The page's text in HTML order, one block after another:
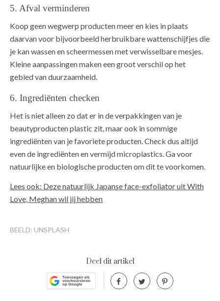
5. Afval verminderen
Koop geen wegwerp producten meer en kies in plaats
daarvan voor bijvoorbeeld herbruikbare wattenschijfjes die
je kan wassen en scheermessen met verwisselbare mesjes.
Kleine aanpassingen maken een groot verschil op het
gebied van duurzaamheid.
6. Ingrediënten checken
Het is niet alleen zo dat er in de verpakkingen van je
beautyproducten plastic zit, maar ook in sommige
ingrediënten van je favoriete producten. Check dus altijd
even de ingrediënten en vermijd microplastics. Ga voor
natuurlijke en biologische producten om dit te voorkomen.
Lees ook: Deze natuurlijk Japanse face-exfoliator uit With
Love, Meghan wil jij hebben
BEELD: UNSPLASH
Deel dit artikel